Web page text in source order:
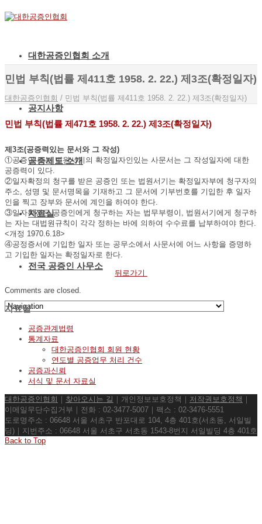
대한공증인협회 소개
공지사항
공증제도 소개
자료실
전국 공증인 사무소
민법 부칙(법률 제411호 1958. 2. 22.) 제3조(확정일자)
대한공증인협회 / 민법 부칙(법률 제411호 1958. 2. 22.) 제3조(확정일자)
민법 부칙(법률 제471호 1958. 2. 22.) 제3조(확정일자)
제3조(공증력있는 문서와 그 작성)
①공증인 또는 법원서기의 확정일자인있는 사문서는 그 작성일자에 대한
공증력이 있다.
②일자확정의 청구를 받은 공증인 또는 법원서기는 확정일자부에 청구자의
주소, 성명 및 문서명목을 기재하고 그 문서에 기부번호를 기입한 후 일자
인을 찍고 장부와 문서에 계인을 하여야 한다.
③일자확정은 공증인에게 청구하는 자는 법무부령이, 법원서기에게 청구하
는 자는 대법원규칙이 각각 정하는 바에 의하여 수수료를 납부하여야 한다.
<개정 1970.6.18>
④공정증서에 기입한 일자 또는 공무소에서 사문서에 어느 사항을 증명하
고 기입한 일자는 확정일자로 한다.
뒤로가기
Comments are closed.
자료실
공증관계법령
통계자료
대한공증인협회 회원 현황
연도별 공증업무 처리 건수
공증과신뢰
서식 및 문서 자료실
대한공증인협회 찾아오시는 길 ｜개인정보보호정책｜ 저작권보호정책
이메일무단수집거부｜전화 : 02-3477-5007｜팩스 : 02-3476-5551
도로명주소 : 06648 서울 서초구 반포대로 104, 4층 401호(서초동, 서일빌
딩)｜지번주소 : 06648 서울 서초구 서초동 1543-8번지 서일빌딩 4층 401호
Back to Top